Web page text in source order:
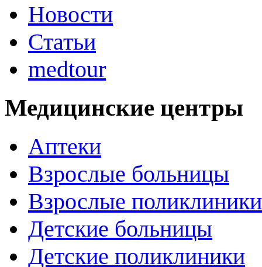
Новости
Статьи
medtour
Медицинские центры
Аптеки
Взрослые больницы
Взрослые поликлиники
Детские больницы
Детские поликлиники